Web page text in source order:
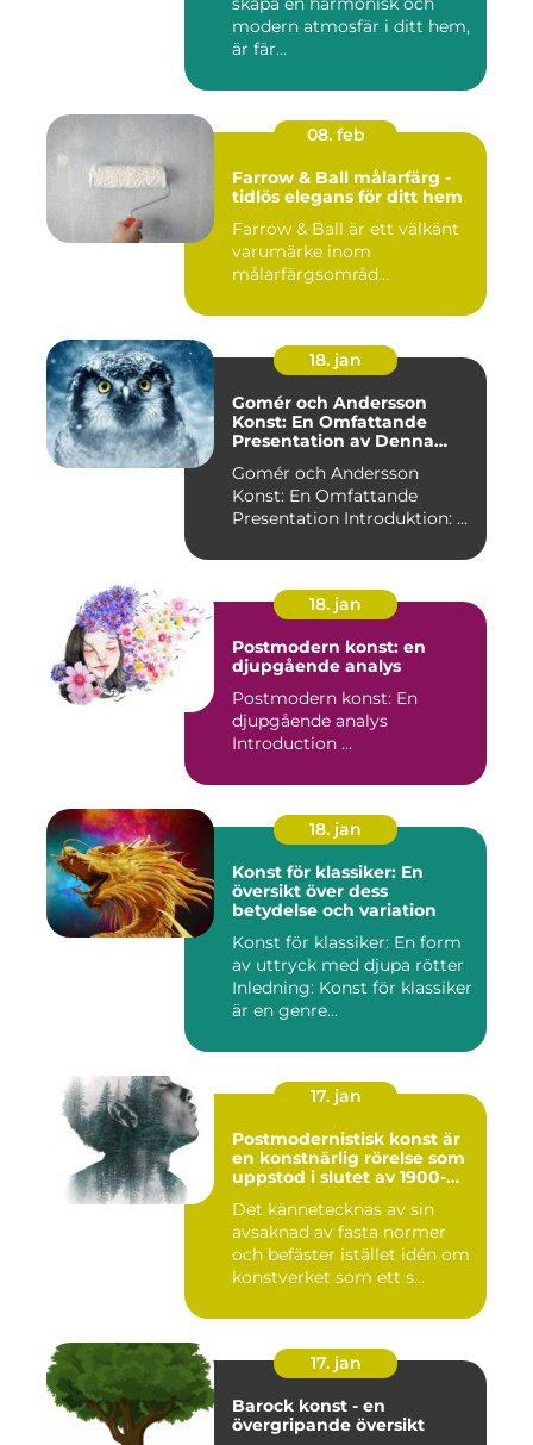
modern atmosfär i ditt hem,
är fär...
08. feb
Farrow & Ball målarfärg -
tidlös elegans för ditt hem
Farrow & Ball är ett välkänt
varumärke inom
målarfärgsområd...
18. jan
Gomér och Andersson
Konst: En Omfattande
Presentation av Denna
Gomér och Andersson
Konst: En Omfattande
Presentation Introduktion: ...
18. jan
Postmodern konst: en
djupgående analys
Postmodern konst: En
djupgående analys
Introduction ...
18. jan
Konst för klassiker: En
översikt över dess
betydelse och variation
Konst för klassiker: En form
av uttryck med djupa rötter
Inledning: Konst för klassiker
är en genre...
17. jan
Postmodernistisk konst är
en konstnärlig rörelse som
uppstod i slutet av 1900-
mot modernismens
stränga regler och linjära
framsteg
Det kännetecknas av sin
avsaknad av fasta normer
och befäster istället idén om
konstverket som ett s...
17. jan
Barock konst - en
övergripande översikt